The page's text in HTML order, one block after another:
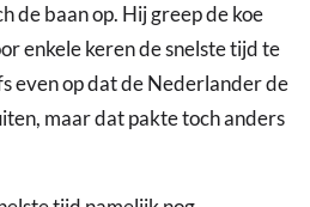
de baan op. Hij greep de koe
enkele keren de snelste tijd te
even op dat de Nederlander de
maar dat pakte toch anders